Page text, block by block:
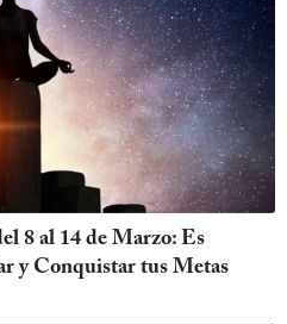
8 al 14 de Marzo: Es
y Conquistar tus Metas